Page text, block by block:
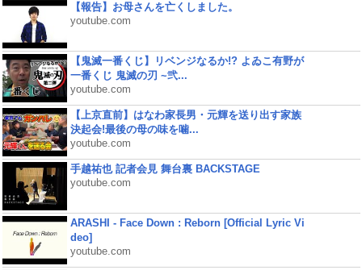
【報告】お母さんを亡くしました。
youtube.com
【鬼滅一番くじ】リベンジなるか!? よゐこ有野が
一番くじ 鬼滅の刃 ~弐...
youtube.com
【上京直前】はなわ家長男・元輝を送り出す家族
決起会!最後の母の味を噛...
youtube.com
手越祐也 記者会見 舞台裏 BACKSTAGE
youtube.com
ARASHI - Face Down : Reborn [Official Lyric Vi
deo]
youtube.com